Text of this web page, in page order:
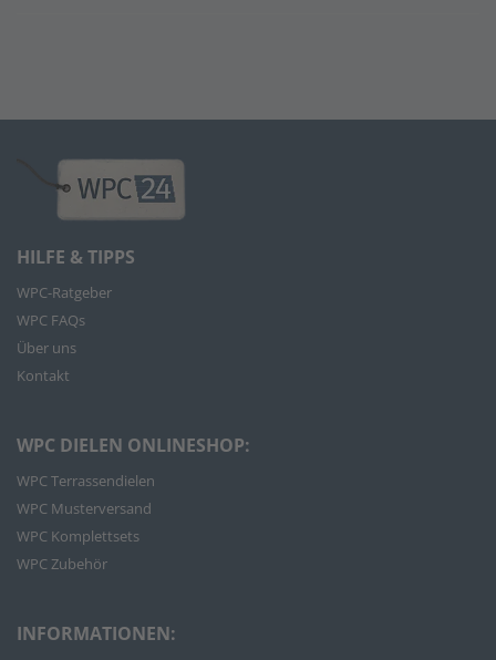
HILFE & TIPPS
WPC-Ratgeber
WPC FAQs
Über uns
Kontakt
WPC DIELEN ONLINESHOP:
WPC Terrassendielen
WPC Musterversand
WPC Komplettsets
WPC Zubehör
INFORMATIONEN: